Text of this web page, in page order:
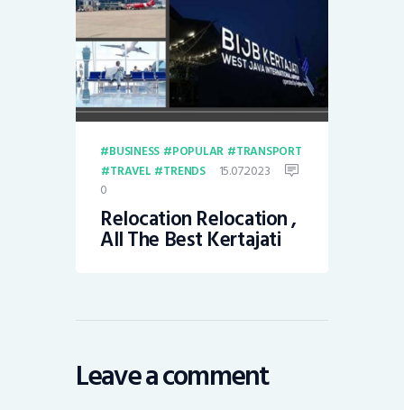
BUSINESS POPULAR
TRANSPORT
TRAVEL
TRENDS
15.07.2023
0
Relocation Relocation ,
All The Best Kertajati
Leave a comment